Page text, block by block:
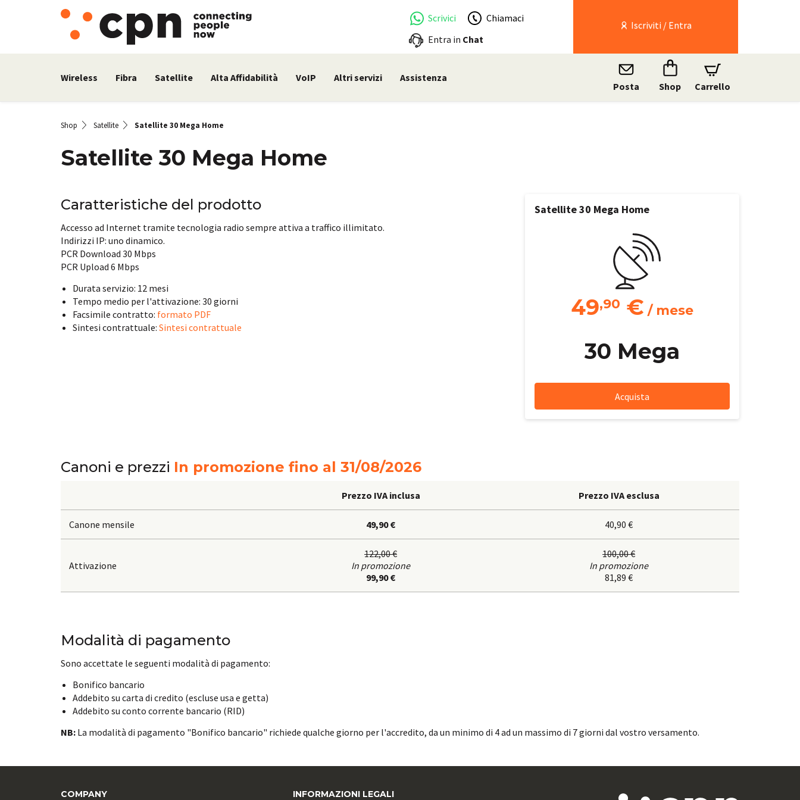
Scrivici
Chiamaci
Entra in Chat
Iscriviti / Entra
Wireless Fibra Satellite Alta Affidabilità VoIP Altri servizi Assistenza
Posta Shop Carrello
Shop Satellite Satellite 30 Mega Home
Satellite 30 Mega Home
Caratteristiche del prodotto
Accesso ad Internet tramite tecnologia radio sempre attiva a traffico illimitato.
Indirizzi IP: uno dinamico.
PCR Download 30 Mbps
PCR Upload 6 Mbps
Durata servizio: 12 mesi
Tempo medio per l'attivazione: 30 giorni
Facsimile contratto: formato PDF
Sintesi contrattuale: Sintesi contrattuale
Satellite 30 Mega Home
49,90 € / mese
30 Mega
Acquista
Canoni e prezzi In promozione fino al 31/08/2026
Prezzo IVA inclusa Prezzo IVA esclusa
Canone mensile 49,90 € 40,90 €
Attivazione
122,00 €
In promozione
99,90 €
100,00 €
In promozione
81,89 €
Modalità di pagamento
Sono accettate le seguenti modalità di pagamento:
Bonifico bancario
Addebito su carta di credito (escluse usa e getta)
Addebito su conto corrente bancario (RID)
NB: La modalità di pagamento "Bonifico bancario" richiede qualche giorno per l'accredito, da un minimo di 4 ad un massimo di 7 giorni dal vostro versamento.
COMPANY INFORMAZIONI LEGALI